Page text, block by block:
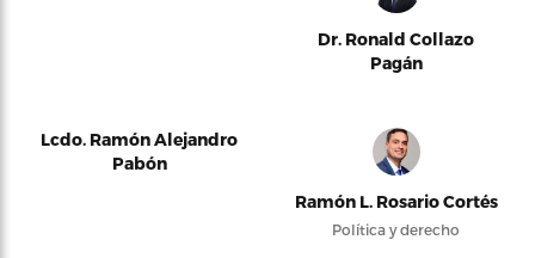
Dr. Ronald Collazo
Pagán
Lcdo. Ramón Alejandro
Pabón
Ramón L. Rosario Cortés
Política y derecho